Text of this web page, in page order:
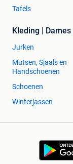
Tafels
Kleding | Dames
Jurken
Mutsen, Sjaals en
Handschoenen
Schoenen
Winterjassen